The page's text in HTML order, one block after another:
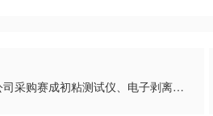
郑州寸草心生物科技有限公司采购赛成初粘测试仪、电子剥离试验机等设备